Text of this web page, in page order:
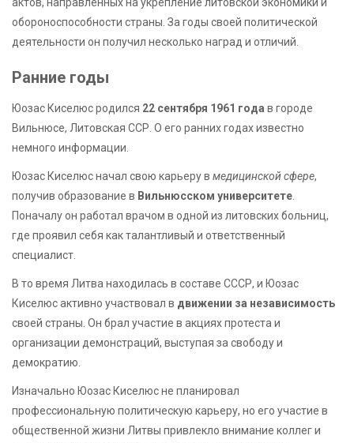
обороноспособности страны. За годы своей политической
деятельности он получил несколько наград и отличий.
Ранние годы
Юозас Киселюс родился 22 сентября 1961 года в городе
Вильнюсе, Литовская ССР. О его ранних годах известно
немного информации.
Юозас Киселюс начал свою карьеру в медицинской сфере,
получив образование в Вильнюсском университете
Поначалу он работал врачом в одной из литовских больниц,
где проявил себя как талантливый и ответственный
специалист.
В то время Литва находилась в составе СССР, и Юозас
Киселюс активно участвовал в движении за независимость
своей страны. Он брал участие в акциях протеста и
организации демонстраций, выступая за свободу и
демократию.
Изначально Юозас Киселюс не планировал
профессиональную политическую карьеру, но его участие в
общественной жизни Литвы привлекло внимание коллег и